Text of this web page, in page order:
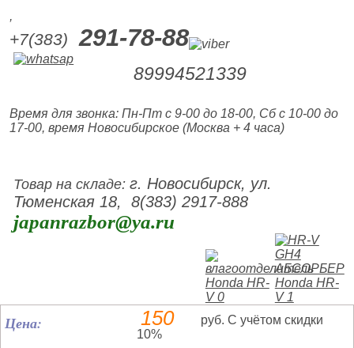
,
+7(383) 291-78-88
89994521339
Время для звонка: Пн-Пт с 9-00 до 18-00, Сб с 10-00 до
17-00, время Новосибирское (Москва + 4 часа)
Товар на складе:г. Новосибирск, ул.
Тюменская 18, 8(383) 2917-888
japanrazbor@ya.ru
Цена: 150
руб. С учётом скидки
10%